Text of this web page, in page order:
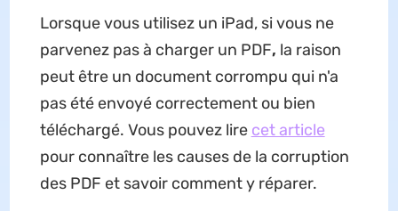
Lorsque vous utilisez un iPad, si vous ne
parvenez pas à charger un PDF, la raison
peut être un document corrompu qui n'a
pas été envoyé correctement ou bien
téléchargé. Vous pouvez lire cet article
pour connaître les causes de la corruption
des PDF et savoir comment y réparer.